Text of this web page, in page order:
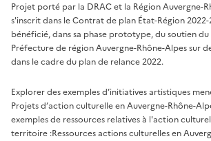
Projet porté par la DRAC et la Région Auvergne-
s'inscrit dans le Contrat de plan État-Région 2022-
bénéficié, dans sa phase prototype, du soutien
Préfecture de région Auvergne-Rhône-Alpes sur
dans le cadre du plan de relance 2022.
Explorer des exemples d’initiatives artistiques
Projets d’action culturelle en Auvergne-Rhône-
exemples de ressources relatives à l'action
territoire :Ressources actions culturelles en